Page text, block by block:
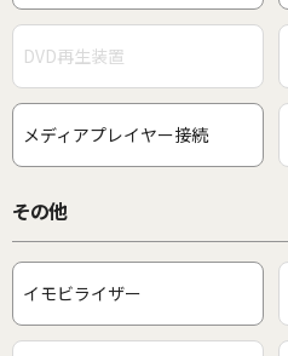
DVD再生装置
メディアプレイヤー接続
その他
イモビライザー